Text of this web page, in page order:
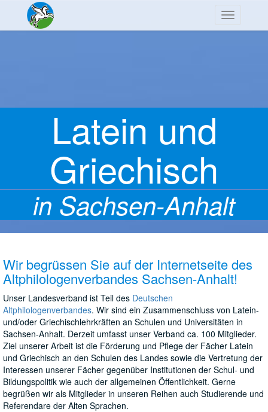
Navigation
Latein und
Griechisch
in Sachsen-Anhalt
Wir begrüssen Sie auf der Internetseite des
Altphilologenverbandes Sachsen-Anhalt!
Unser Landesverband ist Teil des Deutschen
Altphilologenverbandes. Wir sind ein Zusammenschluss von Latein-
und/oder Griechischlehrkräften an Schulen und Universitäten in
Sachsen-Anhalt. Derzeit umfasst unser Verband ca. 100 Mitglieder.
Ziel unserer Arbeit ist die Förderung und Pflege der Fächer Latein
und Griechisch an den Schulen des Landes sowie die Vertretung der
Interessen unserer Fächer gegenüber Institutionen der Schul- und
Bildungspolitik wie auch der allgemeinen Öffentlichkeit. Gerne
begrüßen wir als Mitglieder in unseren Reihen auch Studierende und
Referendare der Alten Sprachen.